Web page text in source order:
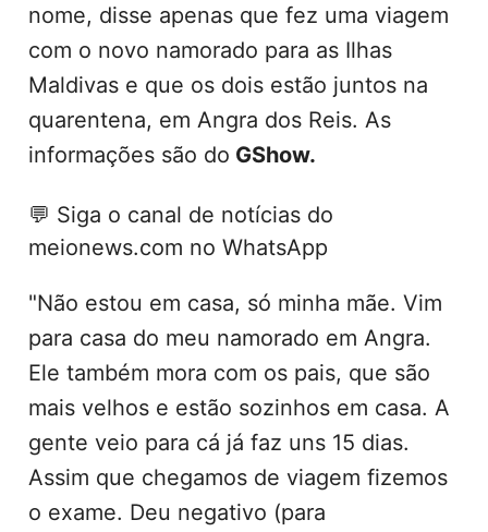
nome, disse apenas que fez uma viagem
com o novo namorado para as Ilhas
Maldivas e que os dois estão juntos na
quarentena, em Angra dos Reis. As
informações são do GShow.
💬 Siga o canal de notícias do
meionews.com no WhatsApp
"Não estou em casa, só minha mãe. Vim
para casa do meu namorado em Angra.
Ele também mora com os pais, que são
mais velhos e estão sozinhos em casa. A
gente veio para cá já faz uns 15 dias.
Assim que chegamos de viagem fizemos
o exame. Deu negativo (para